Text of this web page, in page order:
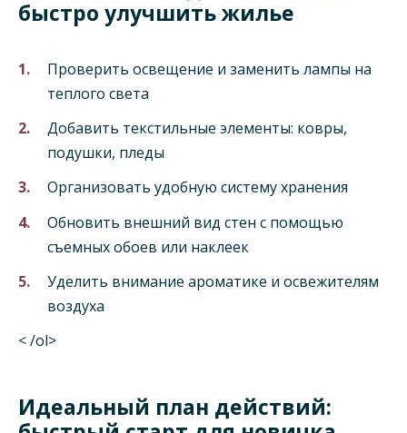
быстро улучшить жилье
Проверить освещение и заменить лампы на
теплого света
Добавить текстильные элементы: ковры,
подушки, пледы
Организовать удобную систему хранения
Обновить внешний вид стен с помощью
съемных обоев или наклеек
Уделить внимание ароматике и освежителям
воздуха
< /ol>
Идеальный план действий: